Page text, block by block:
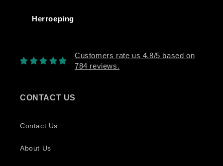
Herroeping
Customers rate us 4.8/5 based on
784 reviews.
CONTACT US
Contact Us
About Us